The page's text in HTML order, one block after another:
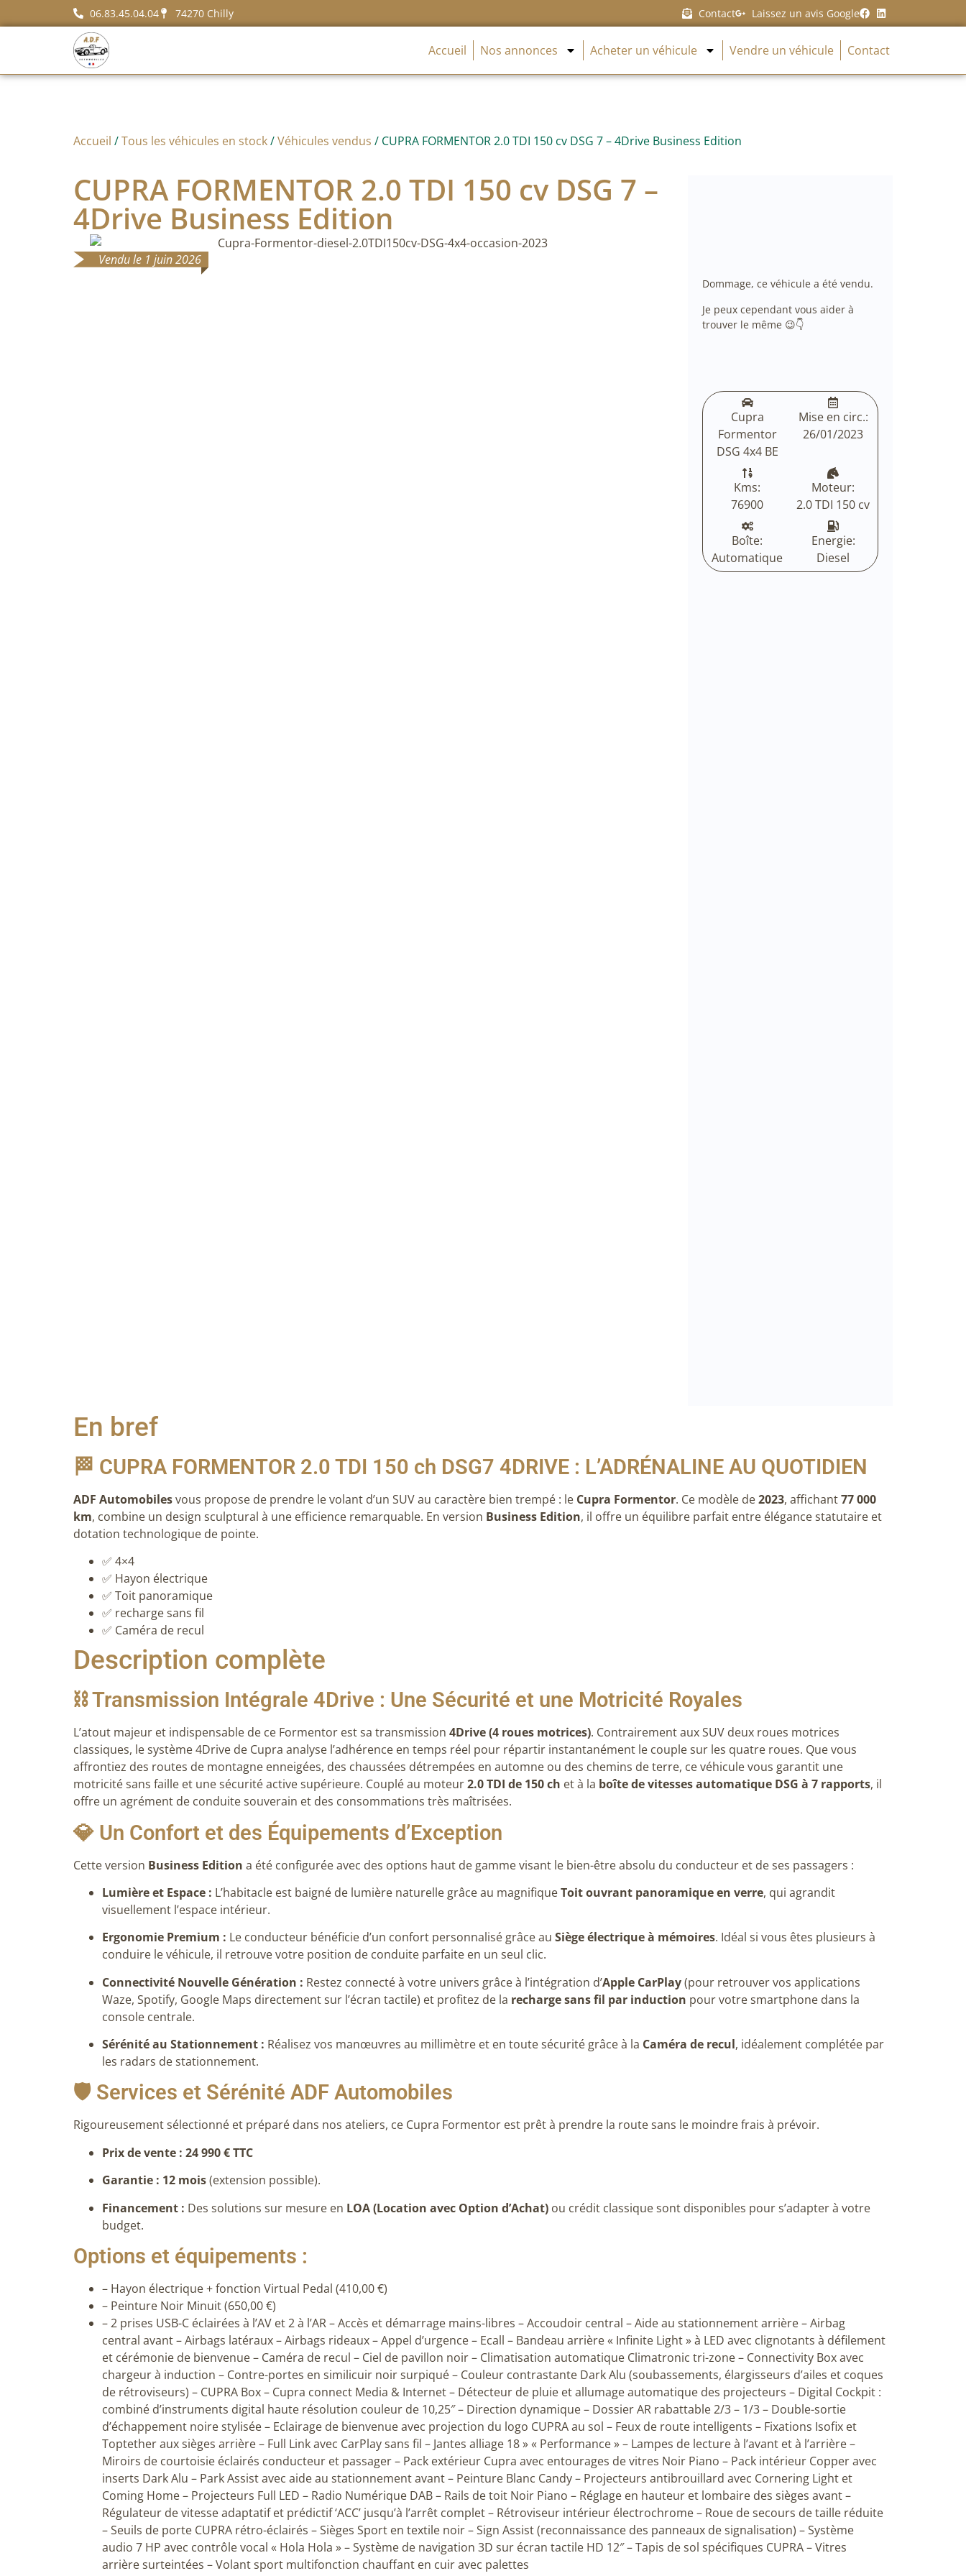
06.83.45.04.04 74270 Chilly Contact Laissez un avis Google
Accueil Nos annonces Acheter un véhicule Vendre un véhicule Contact
Accueil /Tous les véhicules en stock/Véhicules vendus / CUPRA FORMENTOR 2.0 TDI 150 cv DSG 7 – 4Drive Business Edition
CUPRA FORMENTOR 2.0 TDI 150 cv DSG 7 –
4Drive Business Edition
Vendu le 1 juin 2026
Dommage, ce véhicule a été vendu.
Je peux cependant vous aider à
trouver le même 😉👇
Cupra
Formentor
DSG 4x4 BE
Mise en circ.:
26/01/2023
Kms:
76900
Moteur:
2.0 TDI 150 cv
Boîte:
Automatique
Energie:
Diesel
En bref
🏁 CUPRA FORMENTOR 2.0 TDI 150 ch DSG7 4DRIVE : L’ADRÉNALINE AU QUOTIDIEN
ADF Automobilesvous propose de prendre le volant d’un SUV au caractère bien trempé : le Cupra Formentor. Ce modèle de2023, affichant77 000
km, combine un design sculptural à une efficience remarquable. En version Business Edition, il offre un équilibre parfait entre élégance statutaire et
dotation technologique de pointe.
✅ 4×4
✅ Hayon électrique
✅ Toit panoramique
✅ recharge sans fil
✅ Caméra de recul
Description complète
⛓️ Transmission Intégrale 4Drive : Une Sécurité et une Motricité Royales
L’atout majeur et indispensable de ce Formentor est sa transmission 4Drive (4 roues motrices). Contrairement aux SUV deux roues motrices
classiques, le système 4Drive de Cupra analyse l’adhérence en temps réel pour répartir instantanément le couple sur les quatre roues. Que vous
affrontiez des routes de montagne enneigées, des chaussées détrempées en automne ou des chemins de terre, ce véhicule vous garantit une
motricité sans faille et une sécurité active supérieure. Couplé au moteur2.0 TDI de 150 ch et à la boîte de vitesses automatique DSG à 7 rapports, il
offre un agrément de conduite souverain et des consommations très maîtrisées.
💎 Un Confort et des Équipements d’Exception
Cette version Business Edition a été configurée avec des options haut de gamme visant le bien-être absolu du conducteur et de ses passagers :
Lumière et Espace : L’habitacle est baigné de lumière naturelle grâce au magnifiqueToit ouvrant panoramique en verre, qui agrandit
visuellement l’espace intérieur.
Ergonomie Premium : Le conducteur bénéficie d’un confort personnalisé grâce au Siège électrique à mémoires. Idéal si vous êtes plusieurs à
conduire le véhicule, il retrouve votre position de conduite parfaite en un seul clic.
Connectivité Nouvelle Génération : Restez connecté à votre univers grâce à l’intégration d’Apple CarPlay(pour retrouver vos applications
Waze, Spotify, Google Maps directement sur l’écran tactile) et profitez de la recharge sans fil par induction pour votre smartphone dans la
console centrale.
Sérénité au Stationnement : Réalisez vos manœuvres au millimètre et en toute sécurité grâce à la Caméra de recul, idéalement complétée par
les radars de stationnement.
🛡️ Services et Sérénité ADF Automobiles
Rigoureusement sélectionné et préparé dans nos ateliers, ce Cupra Formentor est prêt à prendre la route sans le moindre frais à prévoir.
Prix de vente : 24 990 € TTC
Garantie : 12 mois(extension possible).
Financement : Des solutions sur mesure en LOA (Location avec Option d’Achat) ou crédit classique sont disponibles pour s’adapter à votre
budget.
Options et équipements :
– Hayon électrique + fonction Virtual Pedal (410,00 €)
– Peinture Noir Minuit (650,00 €)
– 2 prises USB-C éclairées à l’AV et 2 à l’AR – Accès et démarrage mains-libres – Accoudoir central – Aide au stationnement arrière – Airbag
central avant – Airbags latéraux – Airbags rideaux – Appel d’urgence – Ecall – Bandeau arrière « Infinite Light » à LED avec clignotants à défilement
et cérémonie de bienvenue – Caméra de recul – Ciel de pavillon noir – Climatisation automatique Climatronic tri-zone – Connectivity Box avec
chargeur à induction – Contre-portes en similicuir noir surpiqué – Couleur contrastante Dark Alu (soubassements, élargisseurs d’ailes et coques
de rétroviseurs) – CUPRA Box – Cupra connect Media & Internet – Détecteur de pluie et allumage automatique des projecteurs – Digital Cockpit :
combiné d’instruments digital haute résolution couleur de 10,25″ – Direction dynamique – Dossier AR rabattable 2/3 – 1/3 – Double-sortie
d’échappement noire stylisée – Eclairage de bienvenue avec projection du logo CUPRA au sol – Feux de route intelligents – Fixations Isofix et
Toptether aux sièges arrière – Full Link avec CarPlay sans fil – Jantes alliage 18 » « Performance » – Lampes de lecture à l’avant et à l’arrière –
Miroirs de courtoisie éclairés conducteur et passager – Pack extérieur Cupra avec entourages de vitres Noir Piano – Pack intérieur Copper avec
inserts Dark Alu – Park Assist avec aide au stationnement avant – Peinture Blanc Candy – Projecteurs antibrouillard avec Cornering Light et
Coming Home – Projecteurs Full LED – Radio Numérique DAB – Rails de toit Noir Piano – Réglage en hauteur et lombaire des sièges avant –
Régulateur de vitesse adaptatif et prédictif ‘ACC’ jusqu’à l’arrêt complet – Rétroviseur intérieur électrochrome – Roue de secours de taille réduite
– Seuils de porte CUPRA rétro-éclairés – Sièges Sport en textile noir – Sign Assist (reconnaissance des panneaux de signalisation) – Système
audio 7 HP avec contrôle vocal « Hola Hola » – Système de navigation 3D sur écran tactile HD 12″ – Tapis de sol spécifiques CUPRA – Vitres
arrière surteintées – Volant sport multifonction chauffant en cuir avec palettes